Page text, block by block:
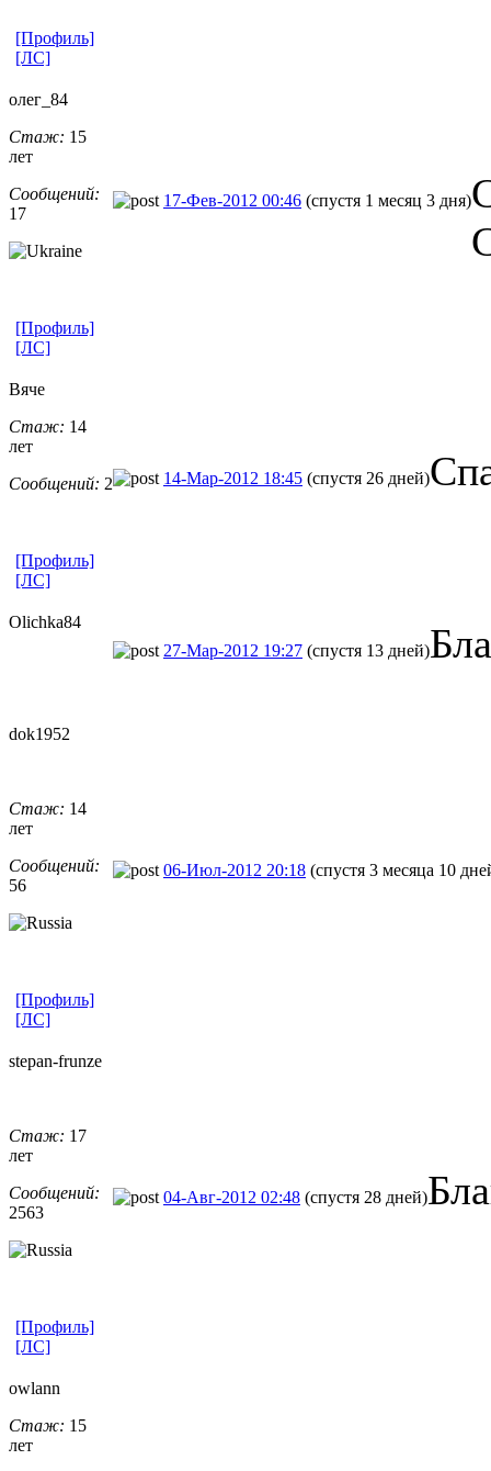
[Профиль]
[ЛС]
олег_84
Стаж: 15
лет
Сообщений:
17
17-Фев-2012 00:46 (спустя 1 месяц 3 дня)
[Профиль]
[ЛС]
Вяче
Стаж: 14
лет
Сообщений: 2 14-Мар-2012 18:45 (спустя 26 дней)
[Профиль]
[ЛС]
Olichka84
27-Мар-2012 19:27 (спустя 13 дней)
dok1952
Стаж: 14
лет
Сообщений:
56
06-Июл-2012 20:18 (спустя 3 месяца 10
[Профиль]
[ЛС]
stepan-frunz​e
Стаж: 17
лет
Сообщений:
2563
04-Авг-2012 02:48 (спустя 28 дней)
[Профиль]
[ЛС]
owlann
Стаж: 15
лет